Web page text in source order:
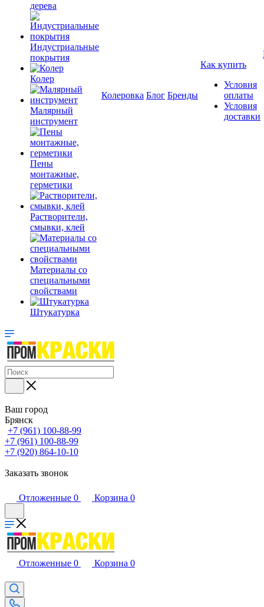
дерева
Индустриальные
покрытия
Колер
Малярный
инструмент
Пены
монтажные,
герметики
Растворители,
смывки, клей
Материалы со
специальными
свойствами
Штукатурка
Колеровка Блог Бренды
Как купить
Условия
оплаты
Условия
доставки
Ваш город
Брянск
+7 (961) 100-88-99
+7 (961) 100-88-99
+7 (920) 864-10-10
Заказать звонок
Отложенные 0 Корзина 0
Отложенные 0 Корзина 0